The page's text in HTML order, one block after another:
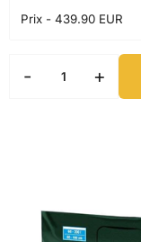
- +